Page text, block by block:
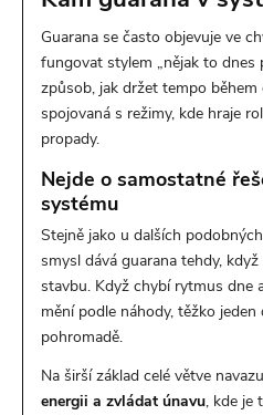
Guarana se často objevuje ve
fungovat stylem „nějak to dnes
způsob, jak držet tempo
spojovaná s režimy, kde hraje
propady.
Nejde o samostatné
systému
Stejně jako u dalších
smysl dává guarana tehdy,
stavbu. Když chybí rytmus dne
mění podle náhody, těžko jeden
pohromadě.
Na širší základ celé větve
energii a zvládat únavu, kde je